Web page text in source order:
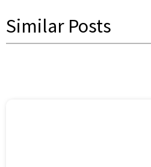
Similar Posts